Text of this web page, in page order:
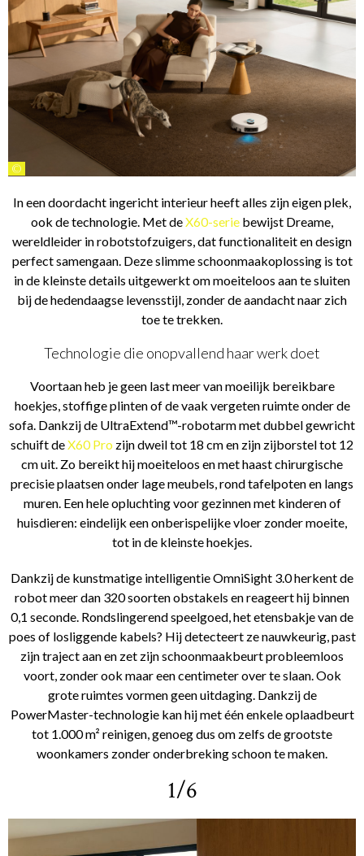
©
In een doordacht ingericht interieur heeft alles zijn eigen plek,
ook de technologie. Met deX60-serie bewijst Dreame,
wereldleider in robotstofzuigers, dat functionaliteit en design
perfect samengaan. Deze slimme schoonmaakoplossing is tot
in de kleinste details uitgewerkt om moeiteloos aan te sluiten
bij de hedendaagse levensstijl, zonder de aandacht naar zich
toe te trekken.
Technologie die onopvallend haar werk doet
Voortaan heb je geen last meer van moeilijk bereikbare
hoekjes, stoffige plinten of de vaak vergeten ruimte onder de
sofa. Dankzij de UltraExtend™-robotarm met dubbel gewricht
schuift deX60 Pro zijn dweil tot 18 cm en zijn zijborstel tot 12
cm uit. Zo bereikt hij moeiteloos en met haast chirurgische
precisie plaatsen onder lage meubels, rond tafelpoten en langs
muren. Een hele opluchting voor gezinnen met kinderen of
huisdieren: eindelijk een onberispelijke vloer zonder moeite,
tot in de kleinste hoekjes.
Dankzij de kunstmatige intelligentie OmniSight 3.0 herkent de
robot meer dan 320 soorten obstakels en reageert hij binnen
0,1 seconde. Rondslingerend speelgoed, het etensbakje van de
poes of losliggende kabels? Hij detecteert ze nauwkeurig, past
zijn traject aan en zet zijn schoonmaakbeurt probleemloos
voort, zonder ook maar een centimeter over te slaan. Ook
grote ruimtes vormen geen uitdaging. Dankzij de
PowerMaster-technologie kan hij met één enkele oplaadbeurt
tot 1.000 m² reinigen, genoeg dus om zelfs de grootste
woonkamers zonder onderbreking schoon te maken.
1/6